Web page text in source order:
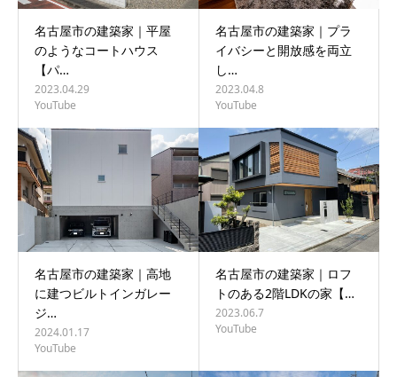
名古屋市の建築家｜平屋
のようなコートハウス
【パ…
2023.04.29
YouTube
名古屋市の建築家｜プラ
イバシーと開放感を両立
し…
2023.04.8
YouTube
名古屋市の建築家｜高地
に建つビルトインガレー
ジ…
2024.01.17
YouTube
名古屋市の建築家｜ロフ
トのある2階LDKの家【…
2023.06.7
YouTube